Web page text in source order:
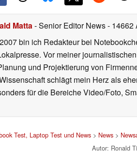
Matta- Senior Editor News- 14662
bin ich Redakteur bei
Vor meiner
und Projektierung von
schlägt mein Herz als
für die Bereiche Video/Foto,
Test, Laptop Test und News> News>
Autor: Ronald